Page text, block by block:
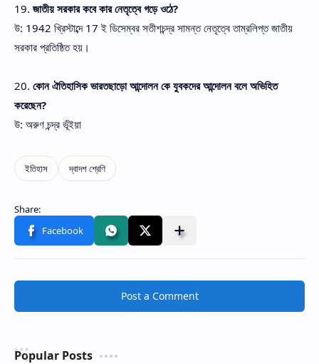
19. জাতীয় সরকার কবে কার নেতৃত্বে গড়ে ওঠে?
উ: 1942 খ্রিস্টাব্দে 17 ই ডিসেম্বর সতীশচন্দ্র সামন্ত নেতৃত্বে তাম্রলিপ্ত জাতীয়
সরকার প্রতিষ্ঠিত হয়।
20. কোন ঐতিহাসিক ভারতছাড়ো আন্দোলন কে যুবকদের আন্দোলন বলে অভিহিত
করেছেন?
উ: অরুণ চন্দ্র ভূঁইয়া
Post a Comment
Popular Posts